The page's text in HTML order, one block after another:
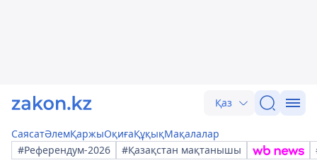
Қаз
СаясатӘлемҚаржыОқиғаҚұқықМақалалар
#Референдум-2026
#Қазақстан мақтанышы